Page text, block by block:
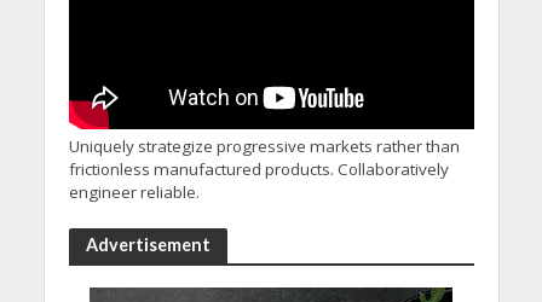
Uniquely strategize progressive markets rather than
frictionless manufactured products. Collaboratively
engineer reliable.
Advertisement